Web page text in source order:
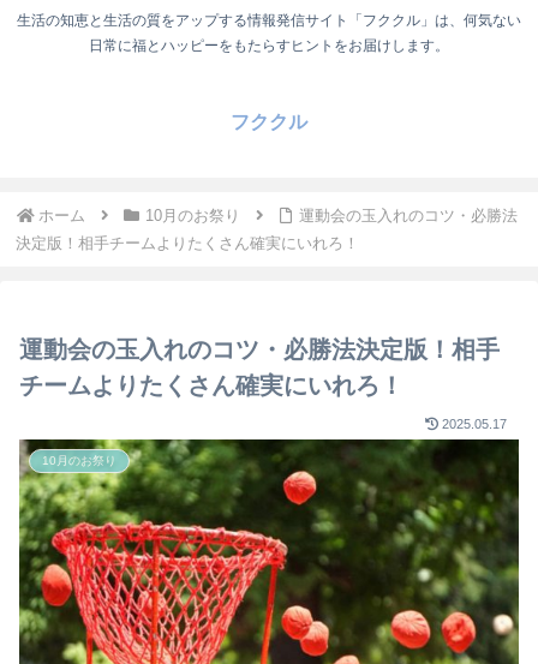
生活の知恵と生活の質をアップする情報発信サイト「フククル」は、何気ない
日常に福とハッピーをもたらすヒントをお届けします。
フククル
ホーム 10月のお祭り
運動会の玉入れのコツ・必勝法
決定版！相手チームよりたくさん確実にいれろ！
運動会の玉入れのコツ・必勝法決定版！相手
チームよりたくさん確実にいれろ！
2025.05.17
10月のお祭り